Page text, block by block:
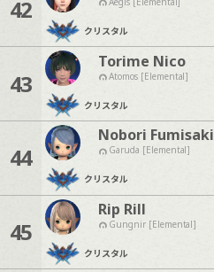
42
クリスタル
43
Torime Nico
Atomos [Elemental]
クリスタル
44
Nobori Fumisaki
Garuda [Elemental]
クリスタル
45
Rip Rill
Gungnir [Elemental]
クリスタル